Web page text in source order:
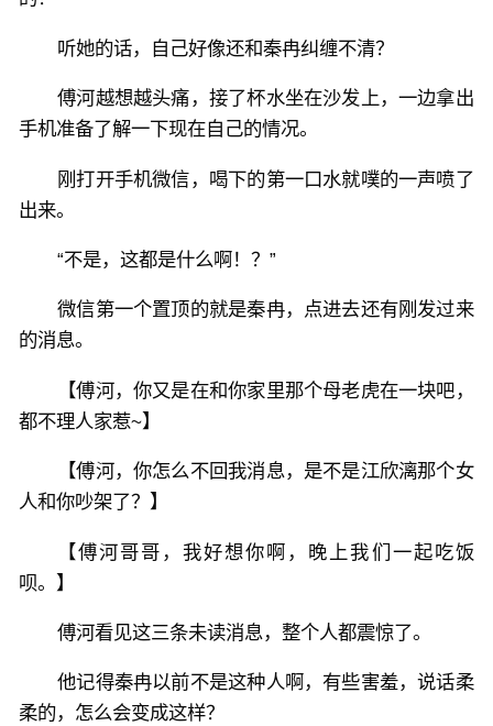
听她的话，自己好像还和秦冉纠缠不清？
傅河越想越头痛，接了杯水坐在沙发上，一边拿出
手机准备了解一下现在自己的情况。
刚打开手机微信，喝下的第一口水就噗的一声喷了
出来。
“不是，这都是什么啊！？”
微信第一个置顶的就是秦冉，点进去还有刚发过来
的消息。
【傅河，你又是在和你家里那个母老虎在一块吧，
都不理人家惹~】
【傅河，你怎么不回我消息，是不是江欣漓那个女
人和你吵架了？】
【傅河哥哥，我好想你啊，晚上我们一起吃饭
呗。】
傅河看见这三条未读消息，整个人都震惊了。
他记得秦冉以前不是这种人啊，有些害羞，说话柔
柔的，怎么会变成这样？